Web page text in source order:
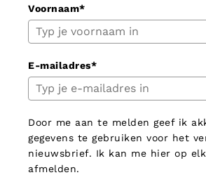
Voornaam*
E-mailadres*
Door me aan te melden geef ik
gegevens te gebruiken voor het
nieuwsbrief. Ik kan me hier op
afmelden.